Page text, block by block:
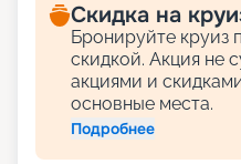
Скидка на
Бронируйте круиз
скидкой. Акция не
акциями и
основные места.
Подробнее